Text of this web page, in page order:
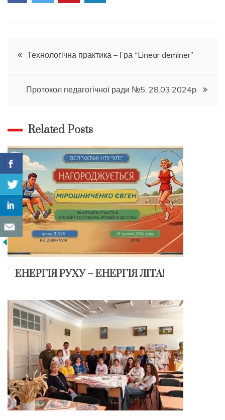
Навігація
Технологічна практика – Гра “Linear deminer”
Протокол педагогічної ради №5, 28.03.2024р.
Related Posts
ЕНЕРГІЯ РУХУ – ЕНЕРГІЯ ЛІТА!